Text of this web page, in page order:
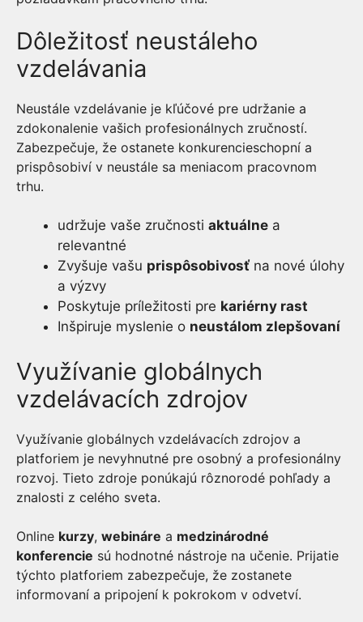
Dôležitosť neustáleho
vzdelávania
Neustále vzdelávanie je kľúčové pre udržanie a
zdokonalenie vašich profesionálnych zručností.
Zabezpečuje, že ostanete konkurencieschopní a
prispôsobiví v neustále sa meniacom pracovnom
trhu.
udržuje vaše zručnosti aktuálne a
relevantné
Zvyšuje vašu prispôsobivosť na nové úlohy
a výzvy
Poskytuje príležitosti pre kariérny rast
Inšpiruje myslenie o neustálom zlepšovaní
Využívanie globálnych
vzdelávacích zdrojov
Využívanie globálnych vzdelávacích zdrojov a
platforiem je nevyhnutné pre osobný a profesionálny
rozvoj. Tieto zdroje ponúkajú rôznorodé pohľady a
znalosti z celého sveta.
Online kurzy, webináre a medzinárodné
konferencie sú hodnotné nástroje na učenie. Prijatie
týchto platforiem zabezpečuje, že zostanete
informovaní a pripojení k pokrokom v odvetví.